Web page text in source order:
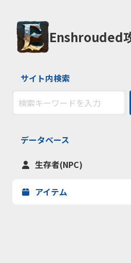
Enshrouded
サイト内検索
データベース
生存者(NPC)
アイテム